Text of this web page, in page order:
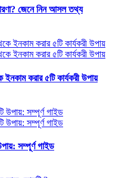
জেনে নিন আসল তথ্য
করার ৫টি কার্যকরী উপায়
সম্পূর্ণ গাইড